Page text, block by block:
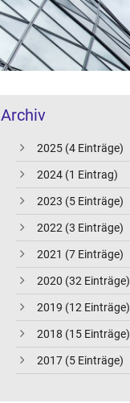
Archiv
2025 (4 Einträge)
2024 (1 Eintrag)
2023 (5 Einträge)
2022 (3 Einträge)
2021 (7 Einträge)
2020 (32 Einträge)
2019 (12 Einträge)
2018 (15 Einträge)
2017 (5 Einträge)